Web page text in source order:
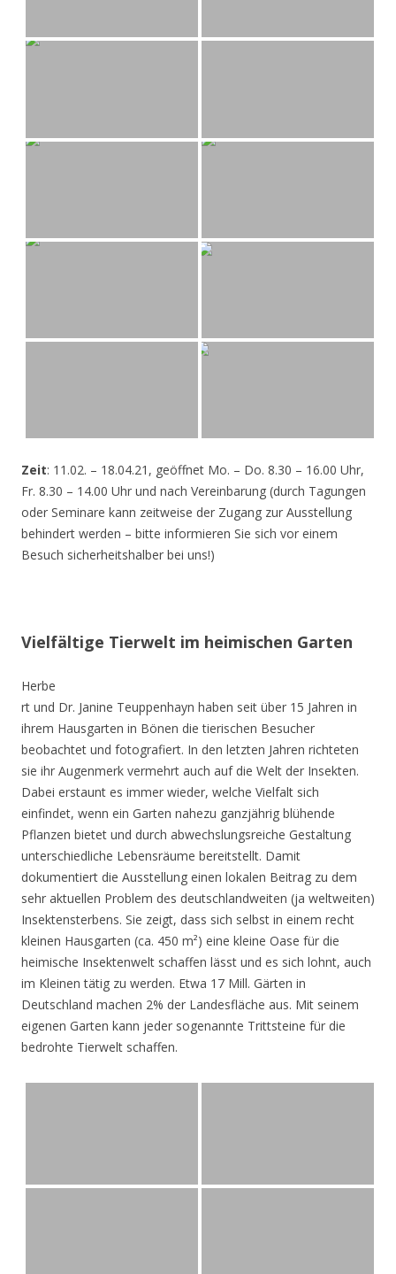
Zeit: 11.02. – 18.04.21, geöffnet Mo. – Do. 8.30 – 16.00 Uhr,
Fr. 8.30 – 14.00 Uhr und nach Vereinbarung (durch Tagungen
oder Seminare kann zeitweise der Zugang zur Ausstellung
behindert werden – bitte informieren Sie sich vor einem
Besuch sicherheitshalber bei uns!)
Vielfältige Tierwelt im heimischen Garten
Herbe
rt und Dr. Janine Teuppenhayn haben seit über 15 Jahren in
ihrem Hausgarten in Bönen die tierischen Besucher
beobachtet und fotografiert. In den letzten Jahren richteten
sie ihr Augenmerk vermehrt auch auf die Welt der Insekten.
Dabei erstaunt es immer wieder, welche Vielfalt sich
einfindet, wenn ein Garten nahezu ganzjährig blühende
Pflanzen bietet und durch abwechslungsreiche Gestaltung
unterschiedliche Lebensräume bereitstellt. Damit
dokumentiert die Ausstellung einen lokalen Beitrag zu dem
sehr aktuellen Problem des deutschlandweiten (ja weltweiten)
Insektensterbens. Sie zeigt, dass sich selbst in einem recht
kleinen Hausgarten (ca. 450 m²) eine kleine Oase für die
heimische Insektenwelt schaffen lässt und es sich lohnt, auch
im Kleinen tätig zu werden. Etwa 17 Mill. Gärten in
Deutschland machen 2% der Landesfläche aus. Mit seinem
eigenen Garten kann jeder sogenannte Trittsteine für die
bedrohte Tierwelt schaffen.